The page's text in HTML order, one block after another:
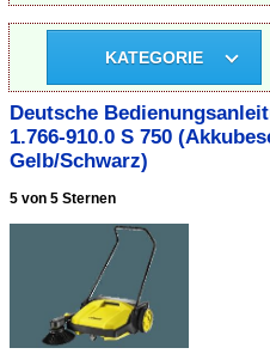
KATEGORIE
Deutsche
1.766-910.0 S 750
Gelb/Schwarz)
5 von 5 Sternen